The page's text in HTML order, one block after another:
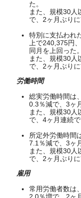
た。
また、規模30人
で、2ヶ月ぶり
特別に支払われ
上で240,375円
同月を上回った。
また、規模30人
で、2ヶ月ぶり
労働時間
総実労働時間は
0.3％減で、3ヶ
また、規模30人
で、4ヶ月連続
所定外労働時間
7.1％減で、3ヶ
また、規模30人
で、2ヶ月ぶり
雇用
常用労働者数は